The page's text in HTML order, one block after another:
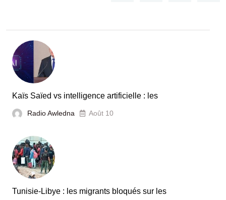
Kaïs Saïed vs intelligence artificielle : les
Radio Awledna Août 10
Tunisie-Libye : les migrants bloqués sur les